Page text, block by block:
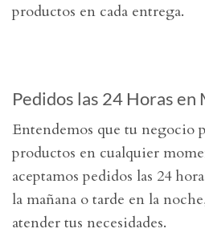
productos en cada entrega.
Pedidos las 24 Horas en
Entendemos que tu negocio
productos en cualquier
aceptamos pedidos las 24
la mañana o tarde en la
atender tus necesidades.